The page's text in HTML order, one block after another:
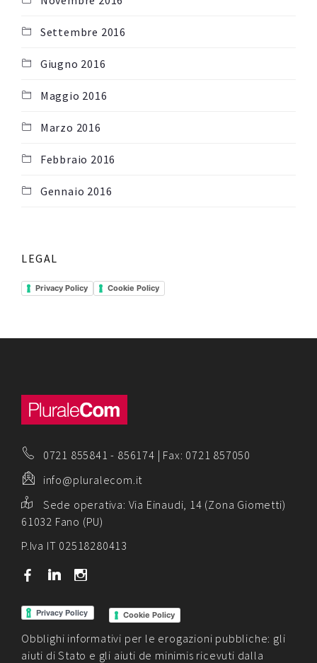
Settembre 2016
Giugno 2016
Maggio 2016
Marzo 2016
Febbraio 2016
Gennaio 2016
LEGAL
Privacy Policy Cookie Policy
0721 855841 - 856174 | Fax: 0721 857050
info@pluralecom.it
Sede operativa: Via Einaudi, 14 (Zona Giometti)
61032 Fano (PU)
P.Iva IT 02518280413
b j x
Cookie Policy
Obblighi informativi per le erogazioni pubbliche: gli
aiuti di Stato e gli aiuti de minimis ricevuti dalla